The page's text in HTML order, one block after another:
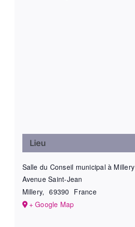
Lieu
Salle du Conseil municipal à Millery
Avenue Saint-Jean
Millery, 69390 France
+ Google Map